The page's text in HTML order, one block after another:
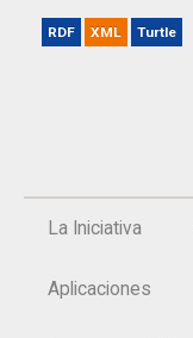
RDF XML Turtle
La Iniciativa
Aplicaciones